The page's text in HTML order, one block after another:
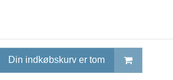
Din indkøbskurv er tom